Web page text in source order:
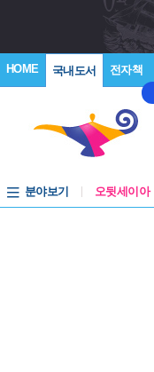
HOME 국내도서 전자책
분야보기 오뒷세이아